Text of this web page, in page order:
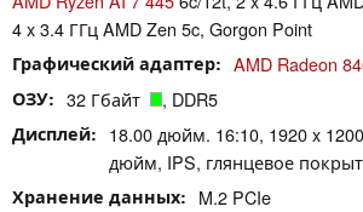
4 x 3.4 ГГц AMD Zen 5c, Gorgon Point
Графический адаптер AMD Radeon
ОЗУ 32 Гбайт , DDR5
Дисплей
18.00 дюйм. 16:10, 1920 x
дюйм, IPS, глянцевое
Хранение данных M.2 PCIe